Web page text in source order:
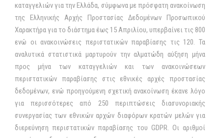
καταγγελιών για την Ελλάδα, σύμφωνα με πρόσφατη ανακοίνωση
της Ελληνικής Αρχής Προστασίας Δεδομένων Προσωπικού
Χαρακτήρα για το διάστημα έως 15 Απριλίου, υπερβαίνει τις 800
ενώ οι ανακοινώσεις περιστατικών παραβίασης τις 120. Τα
αναλυτικά στατιστικά μαρτυρούν την αλματώδη αύξηση μήνα
προς μήνα των καταγγελιών και των ανακοινώσεων
περιστατικών παραβίασης στις εθνικές αρχές προστασίας
δεδομένων, ενώ προηγούμενη σχετική ανακοίνωση έκανε λόγο
για περισσότερες από 250 περιπτώσεις διασυνοριακής
συνεργασίας των εθνικών αρχών διαφόρων κρατών μελών για
διερεύνηση περιστατικών παραβίασης του GDPR. Οι αριθμοί